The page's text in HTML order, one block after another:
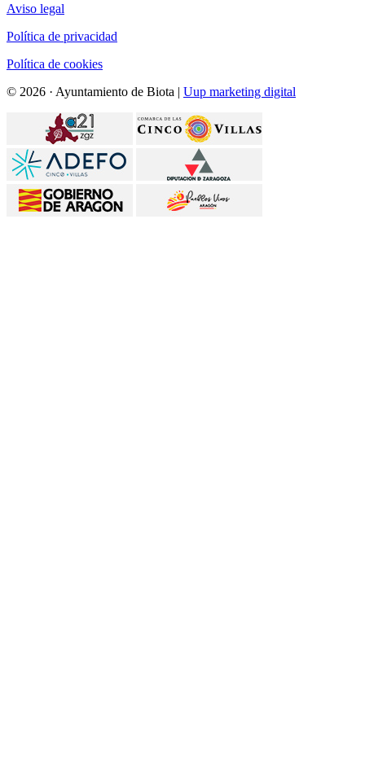
Aviso legal
Política de privacidad
Política de cookies
© 2026 · Ayuntamiento de Biota | Uup marketing digital